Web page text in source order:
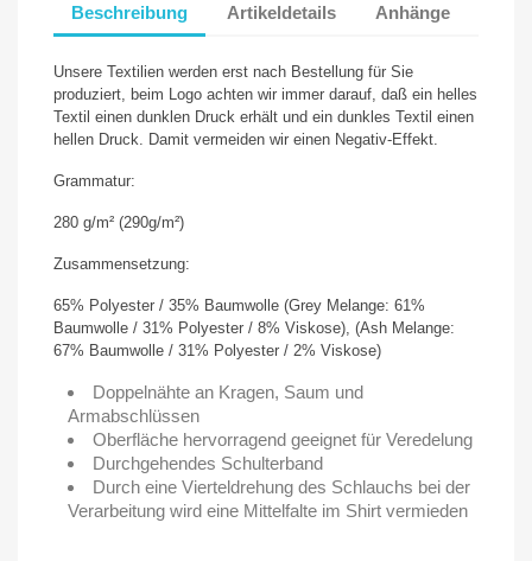
Beschreibung Artikeldetails Anhänge
Unsere Textilien werden erst nach Bestellung für Sie
produziert, beim Logo achten wir immer darauf, daß ein helles
Textil einen dunklen Druck erhält und ein dunkles Textil einen
hellen Druck. Damit vermeiden wir einen Negativ-Effekt.
Grammatur:
280 g/m² (290g/m²)
Zusammensetzung:
65% Polyester / 35% Baumwolle (Grey Melange: 61%
Baumwolle / 31% Polyester / 8% Viskose), (Ash Melange:
67% Baumwolle / 31% Polyester / 2% Viskose)
Doppelnähte an Kragen, Saum und
Armabschlüssen
Oberfläche hervorragend geeignet für Veredelung
Durchgehendes Schulterband
Durch eine Vierteldrehung des Schlauchs bei der
Verarbeitung wird eine Mittelfalte im Shirt vermieden